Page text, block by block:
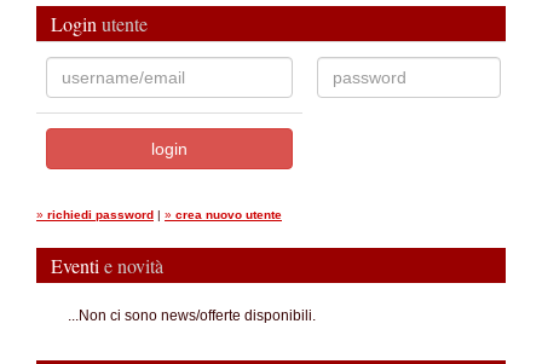
Login utente
» richiedi password | » crea nuovo utente
Eventi e novità
...Non ci sono news/offerte disponibili.